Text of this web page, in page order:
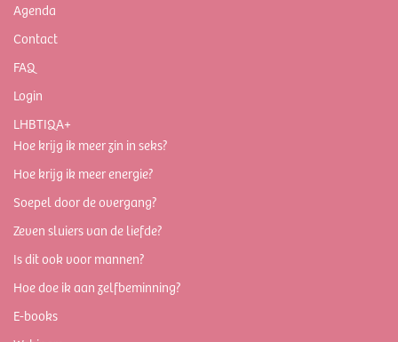
Agenda
Contact
FAQ
Login
LHBTIQA+
Hoe krijg ik meer zin in seks?
Hoe krijg ik meer energie?
Soepel door de overgang?
Zeven sluiers van de liefde?
Is dit ook voor mannen?
Hoe doe ik aan zelfbeminning?
E-books